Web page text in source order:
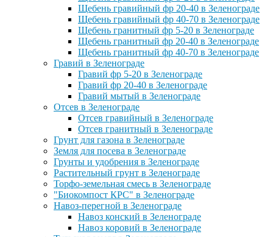
Щебень гравийный фр 20-40 в Зеленограде
Щебень гравийный фр 40-70 в Зеленограде
Щебень гранитный фр 5-20 в Зеленограде
Щебень гранитный фр 20-40 в Зеленограде
Щебень гранитный фр 40-70 в Зеленограде
Гравий в Зеленограде
Гравий фр 5-20 в Зеленограде
Гравий фр 20-40 в Зеленограде
Гравий мытый в Зеленограде
Отсев в Зеленограде
Отсев гравийный в Зеленограде
Отсев гранитный в Зеленограде
Грунт для газона в Зеленограде
Земля для посева в Зеленограде
Грунты и удобрения в Зеленограде
Растительный грунт в Зеленограде
Торфо-земельная смесь в Зеленограде
"Биокомпост КРС" в Зеленограде
Навоз-перегной в Зеленограде
Навоз конский в Зеленограде
Навоз коровий в Зеленограде